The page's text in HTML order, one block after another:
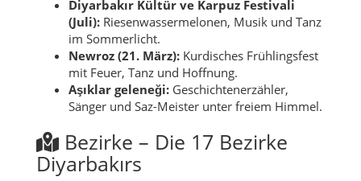
Diyarbakır Kültür ve Karpuz Festivali
(Juli): Riesenwassermelonen, Musik und Tanz
im Sommerlicht.
Newroz (21. März): Kurdisches Frühlingsfest
mit Feuer, Tanz und Hoffnung.
Aşıklar geleneği: Geschichtenerzähler,
Sänger und Saz-Meister unter freiem Himmel.
Bezirke – Die 17 Bezirke
Diyarbakırs